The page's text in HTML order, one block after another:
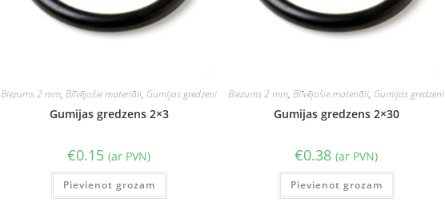
Biezums 2 mm,Blīvējošie materiāli, Gumijas gredzeni
Gumijas gredzens 2×3
€0.15 (ar PVN)
Pievienot grozam
Biezums 2 mm,Blīvējošie materiāli, Gumijas gredzeni
Gumijas gredzens 2×30
€0.38 (ar PVN)
Pievienot grozam